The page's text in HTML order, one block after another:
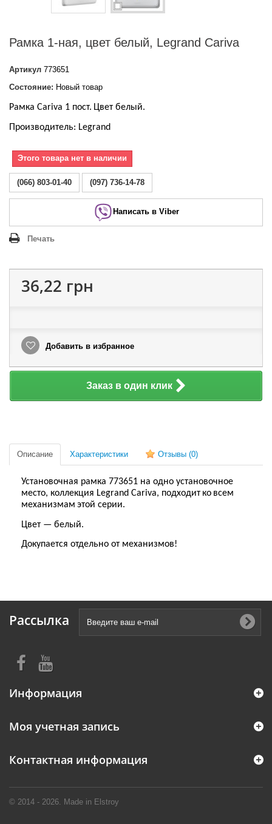
Рамка 1-ная, цвет белый, Legrand Cariva
Артикул 773651
Состояние: Новый товар
Рамка Cariva 1 пост. Цвет белый.
Производитель: Legrand
Этого товара нет в наличии
(066) 803-01-40 (097) 736-14-78
Написать в Viber
Печать
36,22 грн
Добавить в избранное
Заказ в один клик
Описание Характеристики Отзывы (0)
Установочная рамка 773651 на одно установочное
место, коллекция Legrand Cariva, подходит ко всем
механизмам этой серии.
Цвет — белый.
Докупается отдельно от механизмов!
Рассылка
Информация
© 2014 - 2026. Made in Elstroy
Моя учетная запись
Контактная информация